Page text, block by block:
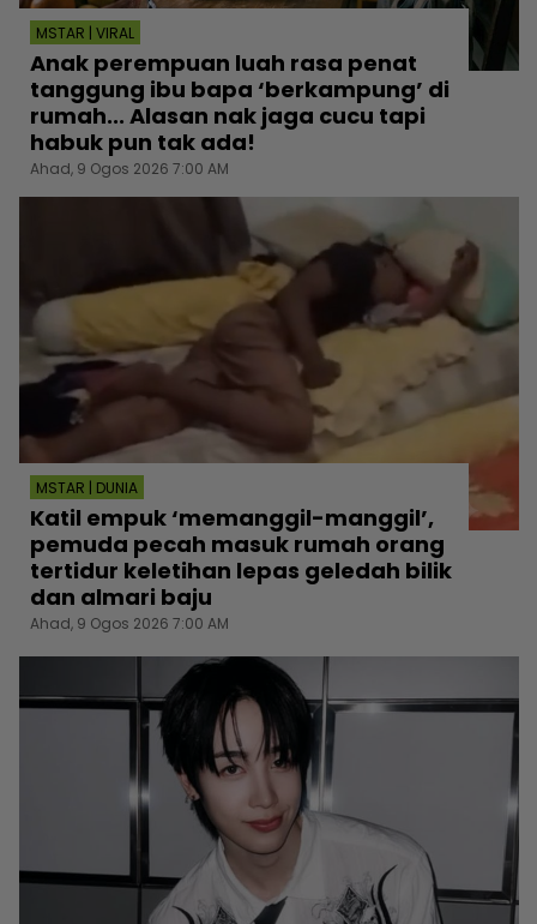
MSTAR | VIRAL
Anak perempuan luah rasa penat
tanggung ibu bapa ‘berkampung’ di
rumah... Alasan nak jaga cucu tapi
habuk pun tak ada!
Ahad, 9 Ogos 2026 7:00 AM
MSTAR | DUNIA
Katil empuk ‘memanggil-manggil’,
pemuda pecah masuk rumah orang
tertidur keletihan lepas geledah bilik
dan almari baju
Ahad, 9 Ogos 2026 7:00 AM